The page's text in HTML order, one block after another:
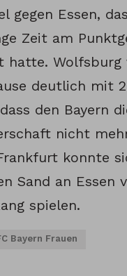
gegen Essen,
Zeit am
hatte. Wolfsburg
deutlich mit
den Bayern
nicht
konnte
Sand an Essen
spielen.
Bayern Frauen